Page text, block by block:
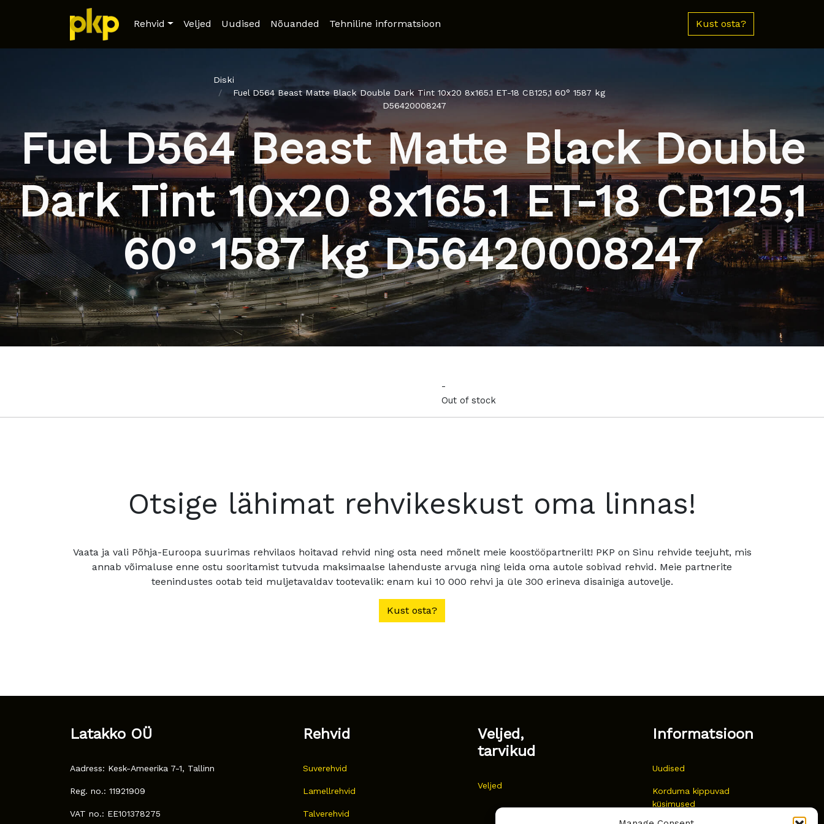
Rehvid Veljed Uudised Nõuanded Tehniline informatsioon Kust osta?
Diski
Fuel D564 Beast Matte Black Double Dark Tint 10x20 8x165.1 ET-18 CB125,1 60° 1587 kg
D56420008247
Fuel D564 Beast Matte Black Double
Dark Tint 10x20 8x165.1 ET-18 CB125,1
60° 1587 kg D56420008247
-
Out of stock
Otsige lähimat rehvikeskust oma linnas!
Vaata ja vali Põhja-Euroopa suurimas rehvilaos hoitavad rehvid ning osta need mõnelt meie koostööpartnerilt! PKP on Sinu rehvide teejuht, mis
annab võimaluse enne ostu sooritamist tutvuda maksimaalse lahenduste arvuga ning leida oma autole sobivad rehvid. Meie partnerite
teenindustes ootab teid muljetavaldav tootevalik: enam kui 10 000 rehvi ja üle 300 erineva disainiga autovelje.
Kust osta?
Latakko OÜ
Aadress: Kesk-Ameerika 7-1, Tallinn
Reg. no.: 11921909
VAT no.: EE101378275
Rehvid
Suverehvid
Lamellrehvid
Talverehvid
Veljed,
tarvikud
Veljed
Informatsioon
Uudised
Korduma kippuvad
küsimused